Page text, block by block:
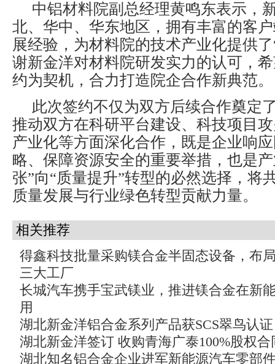
中铝材料院副总经理黄鸣东表示，
北、华中、华东地区，拥有丰富的客
展经验，为材料院的技术产业化提供
谢新金洋对材料院研发实力的认可，
约为契机，合力打造院企合作新典范。
此次签约不仅为双方后续合作奠定
推动双方在科研平台建设、科技项目
产业化等方面深化合作，既是企业响
略、保障资源安全的重要举措，也是
张”向“质量提升”转型的必然选择，将
质量发展与行业绿色转型贡献力量。
相关推荐
得鑫科技批量采购镁合金半固态设备，布
三大工厂
长城汽车携手宝武镁业，推进镁合金在新
用
湖北新金洋铝合金系列产品获SCS翠鸟认证
湖北新金洋签订 收购青海广泰100%股权合
湖北知名铝合金企业进军新能源汽车零部